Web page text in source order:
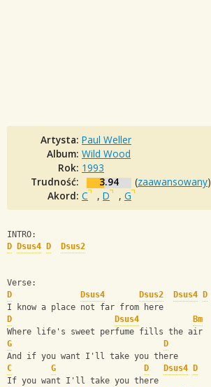
Artysta: Paul Weller
Album: Wild Wood
Rok: 1993
Trudność:
3.94 (zaawansowany)
Akord: C , D , G
INTRO:
D
Dsus4 D Dsus2
Verse:
D
Dsus4 Dsus2 Dsus4
D
I know a place not far from here
D
Dsus4 Bm
Where life's sweet perfume fills the air
G
D
And if you want I'll take you there
C
G D Dsus4
D
If you want I'll take you there